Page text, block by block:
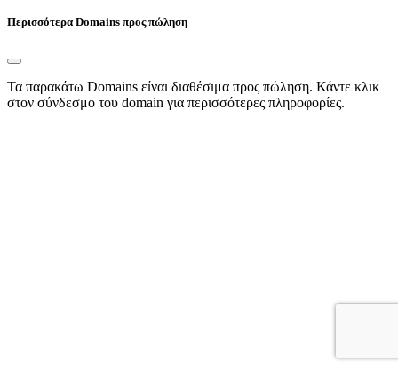
Περισσότερα Domains προς πώληση
Τα παρακάτω Domains είναι διαθέσιμα προς πώληση. Κάντε κλικ
στον σύνδεσμο του domain για περισσότερες πληροφορίες.